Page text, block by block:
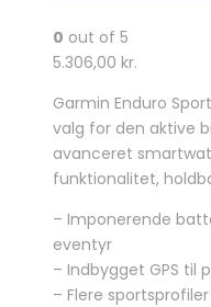
0 out of 5
5.306,00 kr.
Garmin Enduro
valg for den aktive
avanceret
funktionalitet,
– Imponerende
eventyr
– Indbygget GPS
– Flere